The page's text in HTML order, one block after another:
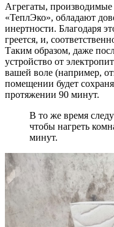
Агрегаты,
«ТеплЭко», обладают
инертности. Благодаря
греется, и,
Таким образом, даже
устройство от
вашей воле (например,
помещении будет
протяжении 90 минут.
В то же время
чтобы нагреть
минут.